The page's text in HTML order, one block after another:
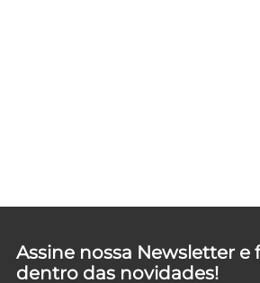
Assine nossa Newsletter e
dentro das novidades!